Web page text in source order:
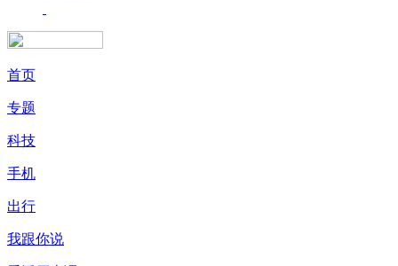
首页
专题
科技
手机
出行
我跟你说